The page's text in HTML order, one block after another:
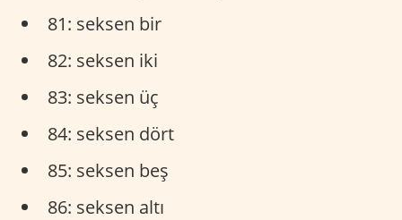
81: seksen bir
82: seksen iki
83: seksen üç
84: seksen dört
85: seksen beş
86: seksen altı